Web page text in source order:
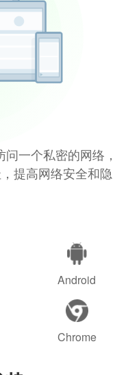
一个私密的网络，
提高网络安全和隐
Android
Chrome